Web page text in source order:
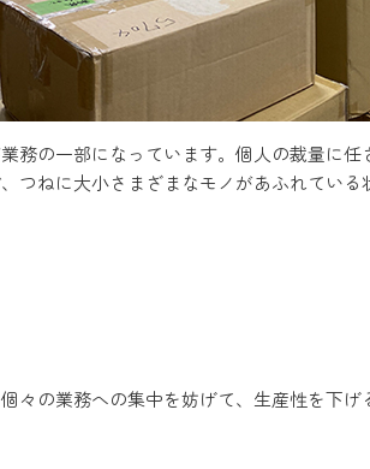
務の一部になっています。個人の裁量に
つねに大小さまざまなモノがあふれてい
々の業務への集中を妨げて、生産性を下げ